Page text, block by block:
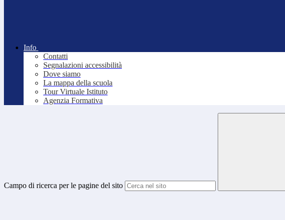
Info
Contatti
Segnalazioni accessibilità
Dove siamo
La mappa della scuola
Tour Virtuale Istituto
Agenzia Formativa
Campo di ricerca per le pagine del sito